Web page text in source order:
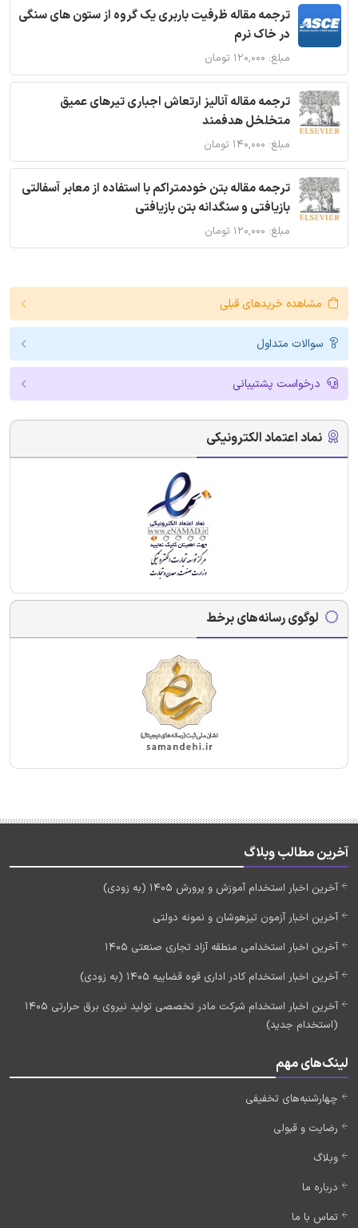
ترجمه مقاله ظرفیت باربری یک گروه از ستون های سنگی
در خاک نرم
مبلغ: ۱۲۰,۰۰۰ تومان
ترجمه مقاله آنالیز ارتعاش اجباری تیرهای عمیق
متخلخل هدفمند
مبلغ: ۱۴۰,۰۰۰ تومان
ترجمه مقاله بتن خودمتراکم با استفاده از معابر آسفالتی
بازیافتی و سنگدانه بتن بازیافتی
مبلغ: ۱۲۰,۰۰۰ تومان
مشاهده خریدهای قبلی
سوالات متداول
درخواست پشتیبانی
نماد اعتماد الکترونیکی
لوگوی رسانه‌های برخط
آخرین مطالب وبلاگ
آخرین اخبار استخدام آموزش و پرورش 1405 (به زودی)
آخرین اخبار آزمون تیزهوشان و نمونه دولتی
آخرین اخبار استخدامی منطقه آزاد تجاری صنعتی 1405
آخرین اخبار استخدام کادر اداری قوه قضاییه 1405 (به زودی)
آخرین اخبار استخدام شرکت مادر تخصصی تولید نیروی برق حرارتی 1405
(استخدام جدید)
لینک‌های مهم
چهارشنبه‌های تخفیفی
رضایت و قبولی
وبلاگ
درباره ما
تماس با ما